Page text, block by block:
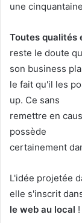
une
Toutes qualités
reste le doute
son business
le fait qu'il les
up. Ce sans
remettre en
possède
certainement
L'idée projetée
elle s'inscrit
le web au local !